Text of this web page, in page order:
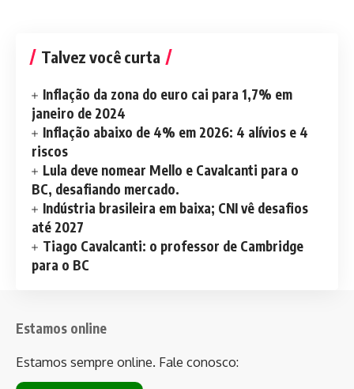
Talvez você curta
Inflação da zona do euro cai para 1,7% em
janeiro de 2024
Inflação abaixo de 4% em 2026: 4 alívios e 4
riscos
Lula deve nomear Mello e Cavalcanti para o
BC, desafiando mercado.
Indústria brasileira em baixa; CNI vê desafios
até 2027
Tiago Cavalcanti: o professor de Cambridge
para o BC
Estamos online
Estamos sempre online. Fale conosco: